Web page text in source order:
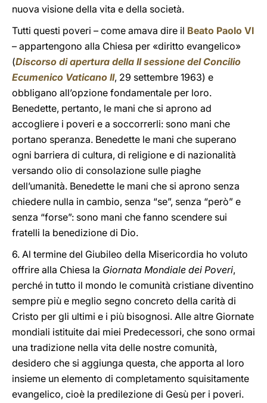
nuova visione della vita e della società.
Tutti questi poveri – come amava dire il Beato Paolo VI
– appartengono alla Chiesa per «diritto evangelico»
(Discorso di apertura della II sessione del Concilio
Ecumenico Vaticano II, 29 settembre 1963) e
obbligano all’opzione fondamentale per loro.
Benedette, pertanto, le mani che si aprono ad
accogliere i poveri e a soccorrerli: sono mani che
portano speranza. Benedette le mani che superano
ogni barriera di cultura, di religione e di nazionalità
versando olio di consolazione sulle piaghe
dell’umanità. Benedette le mani che si aprono senza
chiedere nulla in cambio, senza “se”, senza “però” e
senza “forse”: sono mani che fanno scendere sui
fratelli la benedizione di Dio.
6. Al termine del Giubileo della Misericordia ho voluto
offrire alla Chiesa la Giornata Mondiale dei Poveri,
perché in tutto il mondo le comunità cristiane diventino
sempre più e meglio segno concreto della carità di
Cristo per gli ultimi e i più bisognosi. Alle altre Giornate
mondiali istituite dai miei Predecessori, che sono ormai
una tradizione nella vita delle nostre comunità,
desidero che si aggiunga questa, che apporta al loro
insieme un elemento di completamento squisitamente
evangelico, cioè la predilezione di Gesù per i poveri.